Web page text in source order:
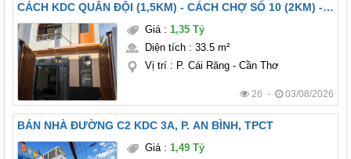
CÁCH KDC QUÂN ĐỘI (1,5KM) - CÁCH CHỢ SỐ 10 (2KM) -
FULL NỘI THẤT
Giá: 1,35 Tỷ
Diện tích: 33.5 m²
Vị trí: P. Cái Răng - Cần Thơ
26 - 03/08/2026
BÁN NHÀ ĐƯỜNG C2 KDC 3A, P. AN BÌNH, TPCT
Giá: 1,49 Tỷ